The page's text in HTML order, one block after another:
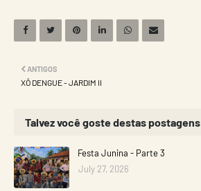
ANTIGOS
XÔ DENGUE - JARDIM II
Talvez você goste destas postagens
Festa Junina - Parte 3
July 27, 2026